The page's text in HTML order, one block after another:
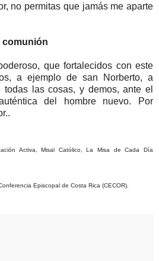
no permitas que jamás me aparte
comunión
que fortalecidos con este
a ejemplo de san Norberto, a
todas las cosas, y demos, ante el
del hombre nuevo. Por
Activa, Misal Católico, La Misa de Cada Día
Episcopal de Costa Rica (CECOR).